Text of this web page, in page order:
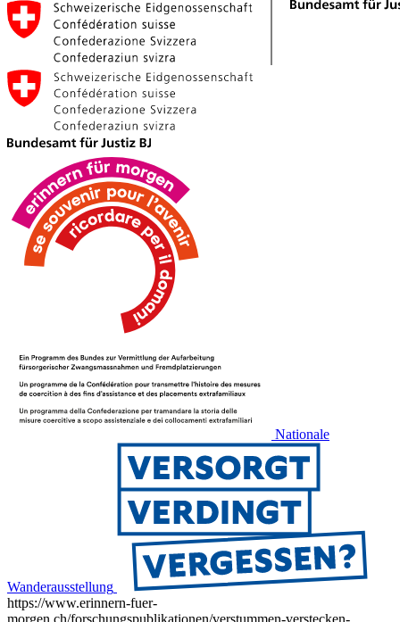
Nationale
Wanderausstellung
https://www.erinnern-fuer-